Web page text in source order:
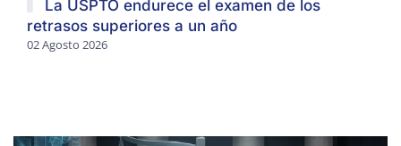
La USPTO endurece el examen de los
retrasos superiores a un año
02 Agosto 2026